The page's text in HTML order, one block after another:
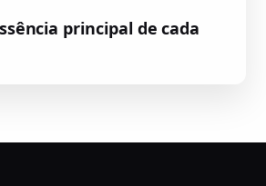
principal de cada